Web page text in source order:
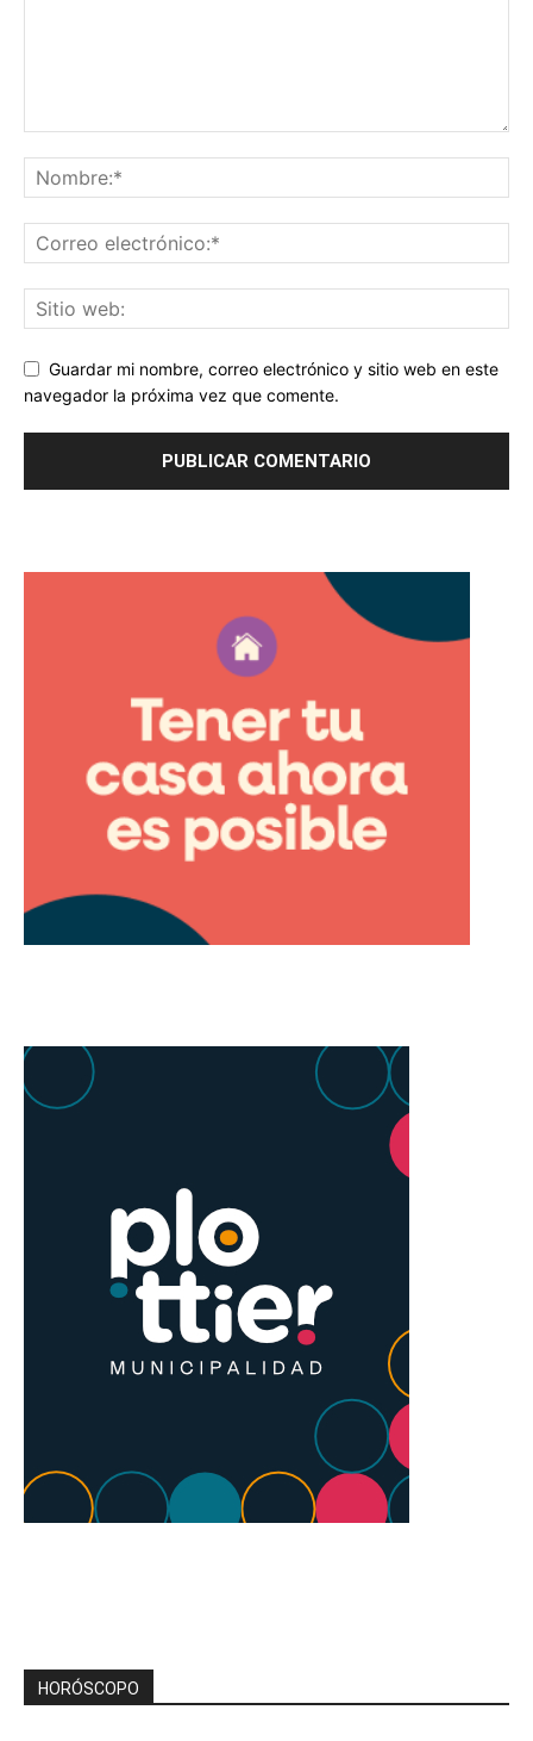
Guardar mi nombre, correo electrónico y sitio web en este
navegador la próxima vez que comente.
HORÓSCOPO